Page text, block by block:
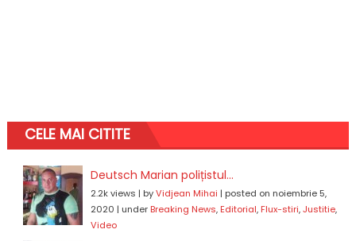
CELE MAI CITITE
Deutsch Marian polițistul...
2.2k views | byVidjean Mihai | posted on noiembrie 5,
2020 | under Breaking News, Editorial, Flux-stiri,Justitie,
Video